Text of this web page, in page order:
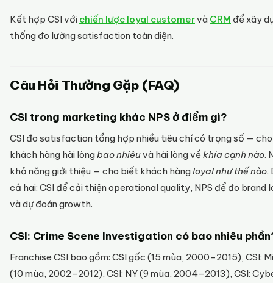
Kết hợp CSI với chiến lược loyal customervà CRM để xây
thống đo lường satisfaction toàn diện.
Câu Hỏi Thường Gặp (FAQ)
CSI trong marketing khác NPS ở điểm gì?
CSI đo satisfaction tổng hợp nhiều tiêu chí có trọng số —
khách hàng hài lòngbao nhiêuvà hài lòng về khía cạnh nào.
khả năng giới thiệu — cho biết khách hàngloyal như thế nào.
cả hai: CSI để cải thiện operational quality, NPS để đo brand
và dự đoán growth.
CSI: Crime Scene Investigation có bao nhiêu
Franchise CSI bao gồm: CSI gốc (15 mùa, 2000–2015), CSI:
(10 mùa, 2002–2012), CSI: NY (9 mùa, 2004–2013), CSI: